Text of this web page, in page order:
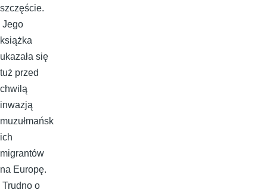
szczęście.
Jego
książka
ukazała się
tuż przed
chwilą
inwazją
muzułmańsk
ich
migrantów
na Europę.
Trudno o